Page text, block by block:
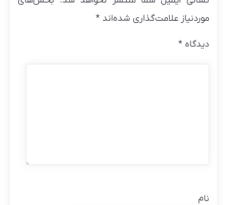
موردنیاز علامت‌گذاری شده‌اند*
دیدگاه*
نام